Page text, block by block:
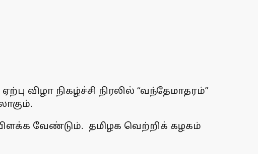
விழா நிகழ்ச்சி நிரலில் “வந்தேமாதரம்”
வேண்டும். தமிழக வெற்றிக் கழகம்